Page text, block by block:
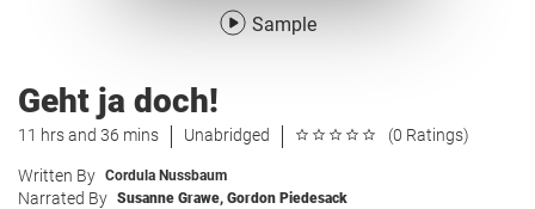
Sample
Geht ja doch!
11 hrs and 36 mins Unabridged (0 Ratings)
Written By Cordula Nussbaum
Narrated By Susanne Grawe, Gordon Piedesack